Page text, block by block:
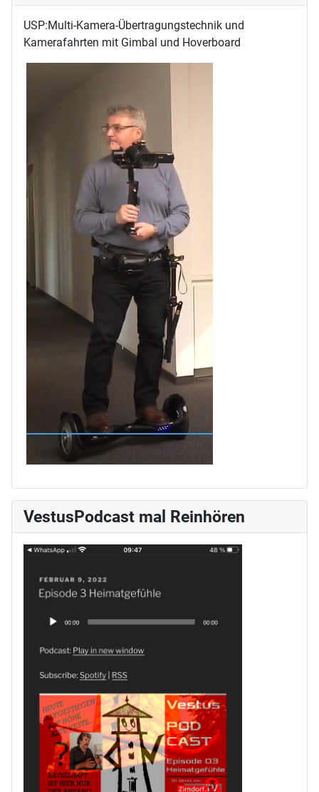
USP:Multi-Kamera-Übertragungstechnik und
Kamerafahrten mit Gimbal und Hoverboard
VestusPodcast mal Reinhören